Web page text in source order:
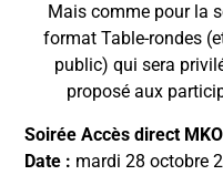
Mais comme pour la
format Table-rondes
public) qui sera
proposé aux
Soirée Accès direct
Date : mardi 28 octobre